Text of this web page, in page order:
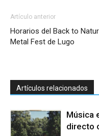
Artículo anterior
Horarios del Back to
Metal Fest de Lugo
Artículos relacionados
Música
directo